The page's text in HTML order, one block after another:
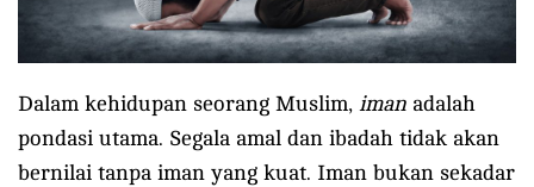
Dalam kehidupan seorang Muslim, iman adalah
pondasi utama. Segala amal dan ibadah tidak akan
bernilai tanpa iman yang kuat. Iman bukan sekadar